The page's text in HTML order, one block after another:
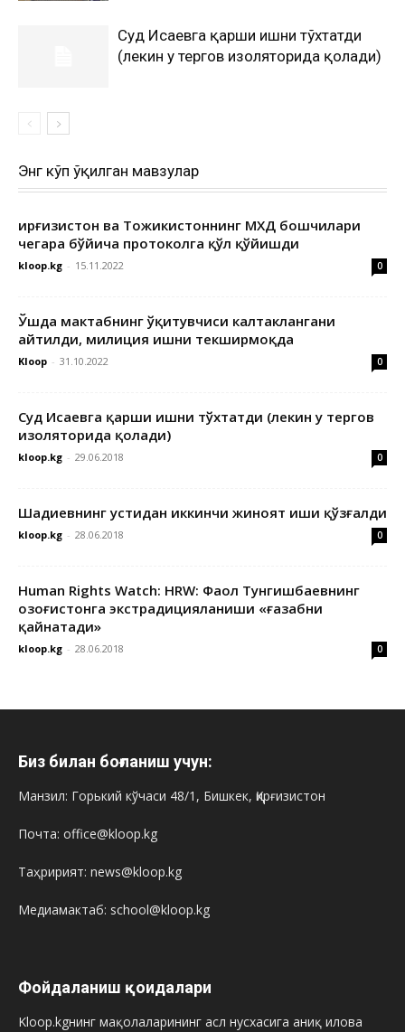
Суд Исаевга қарши ишни тўхтатди
(лекин у тергов изоляторида қолади)
Энг кўп ўқилган мавзулар
Қирғизистон ва Тожикистоннинг МХДҚ бошчилари
чегара бўйича протоколга қўл қўйишди
kloop.kg - 15.11.2022 0
Ўшда мактабнинг ўқитувчиси калтаклангани
айтилди, милиция ишни текширмоқда
Kloop - 31.10.2022 0
Суд Исаевга қарши ишни тўхтатди (лекин у тергов
изоляторида қолади)
kloop.kg - 29.06.2018 0
Шадиевнинг устидан иккинчи жиноят иши қўзғалди
kloop.kg - 28.06.2018 0
Human Rights Watch: HRW: Фаол Тунгишбаевнинг
Қозоғистонга экстрадицияланиши «ғазабни
қайнатади»
kloop.kg - 28.06.2018 0
Биз билан боғланиш учун:
Манзил: Горький кўчаси 48/1, Бишкек, Қирғизистон
Почта: office@kloop.kg
Таҳририят: news@kloop.kg
Медиамактаб: school@kloop.kg
Фойдаланиш қоидалари
Kloop.kgнинг мақолаларининг асл нусхасига аниқ илова